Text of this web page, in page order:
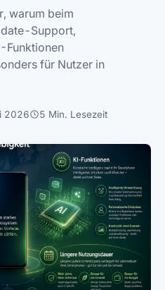
warum beim
Support,
Funktionen
für Nutzer in
2026 5 Min. Lesezeit